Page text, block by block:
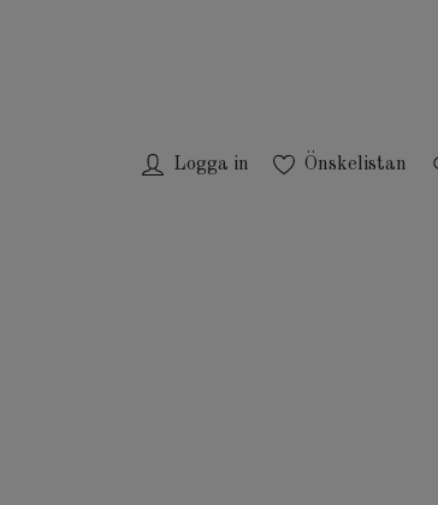
Logga in Önskelistan